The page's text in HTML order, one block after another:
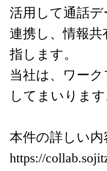
活用して通話
連携し、情報
指します。
当社は、ワー
してまいります
本件の詳しい
https://